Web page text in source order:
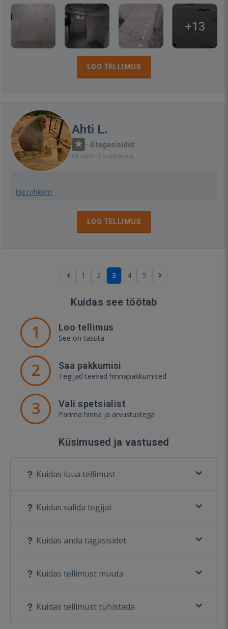
+13
LOO TELLIMUS
Ahti L.
· 0 tagasisidet
Oli saidil: 7 kuud tagasi
loe rohkem
LOO TELLIMUS
1 2 3 4 5
Kuidas see töötab
1 Loo tellimus
See on tasuta
2 Saa pakkumisi
Tegijad teevad hinnapakkumised
3 Vali spetsialist
Parima hinna ja arvustustega
Küsimused ja vastused
Kuidas luua tellimust
Kuidas valida tegijat
Kuidas anda tagasisidet
Kuidas tellimust muuta
Kuidas tellimust tühistada